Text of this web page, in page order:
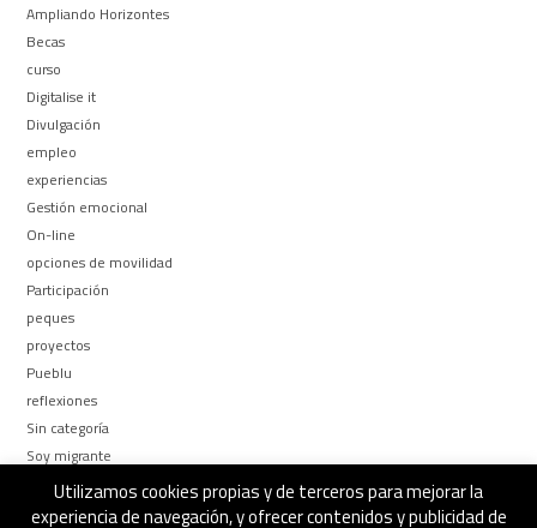
Ampliando Horizontes
Becas
curso
Digitalise it
Divulgación
empleo
experiencias
Gestión emocional
On-line
opciones de movilidad
Participación
peques
proyectos
Pueblu
reflexiones
Sin categoría
Soy migrante
Too busy to be
¿Por qué y Para qué?
Utilizamos cookies propias y de terceros para mejorar la
experiencia de navegación, y ofrecer contenidos y publicidad de